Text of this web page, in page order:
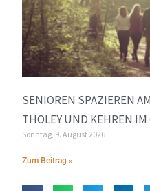
SENIOREN SPAZIEREN
THOLEY UND KEHREN IM
Sonntag, 9. August 2026
Zum Beitrag »